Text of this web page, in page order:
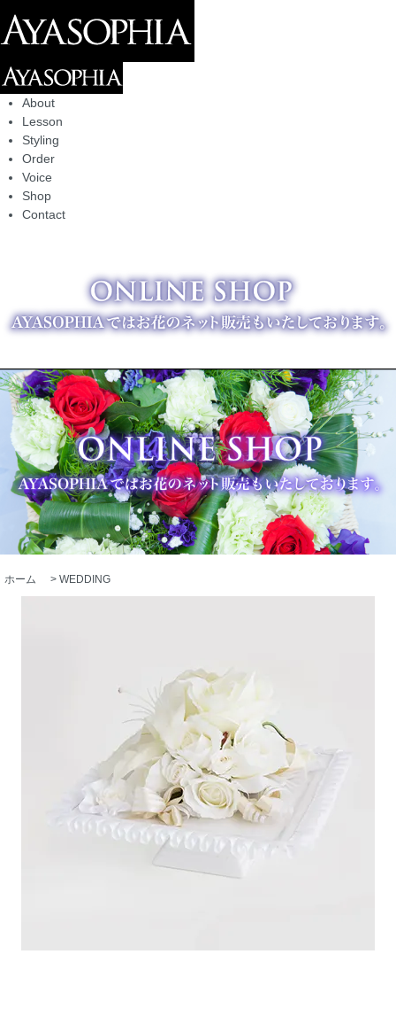
About
Lesson
Styling
Order
Voice
Shop
Contact
ホーム > WEDDING